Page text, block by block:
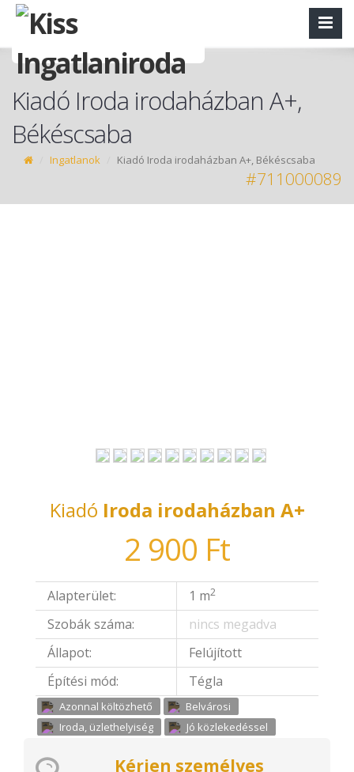
Kiadó Iroda irodaházban A+,
Békéscsaba
Ingatlanok Kiadó Iroda irodaházban A+, Békéscsaba
#711000089
Kiadó Iroda irodaházban A+
2 900 Ft
Alapterület: 1 m2
Szobák száma:
nincs megadva
Állapot:
Felújított
Építési mód:
Tégla
Azonnal költözhető
Belvárosi
Iroda, üzlethelyiség
Jó közlekedéssel
Kérjen személyes